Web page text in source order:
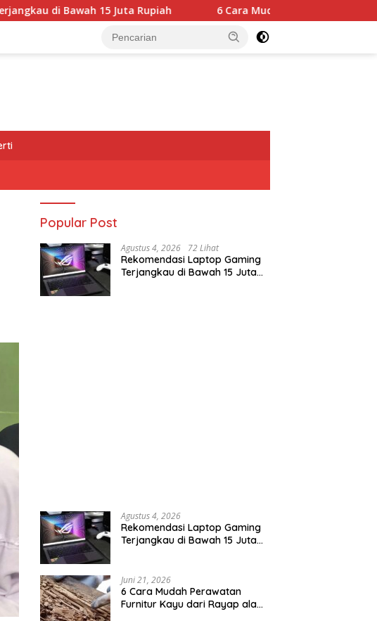
15 Juta Rupiah 6 Cara Mudah Perawatan Furnitur Kayu dari
Popular Post
Agustus 4, 2026 72 Lihat
Rekomendasi Laptop Gaming
Terjangkau di Bawah 15 Juta
Agustus 4, 2026
Rekomendasi Laptop Gaming
Terjangkau di Bawah 15 Juta
Juni 21, 2026
6 Cara Mudah Perawatan
Furnitur Kayu dari Rayap ala